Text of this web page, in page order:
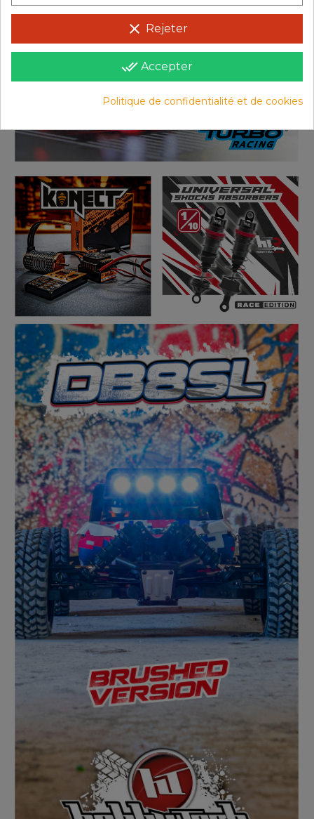
clear Rejeter
done_all Accepter
Politique de confidentialité et de cookies